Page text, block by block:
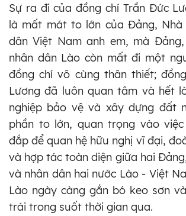
Sự ra đi của đồng chí Trần Đức
là mất mát to lớn của Đảng, Nhà
dân Việt Nam anh em, mà
nhân dân Lào còn mất đi một
đồng chí vô cùng thân thiết;
Lương đã luôn quan tâm và hết
nghiệp bảo vệ và xây dựng đất
phần to lớn, quan trọng vào
đắp để quan hệ hữu nghị vĩ đại,
và hợp tác toàn diện giữa hai
và nhân dân hai nước Lào - Việt
Lào ngày càng gắn bó keo sơn
trái trong suốt thời gian qua.